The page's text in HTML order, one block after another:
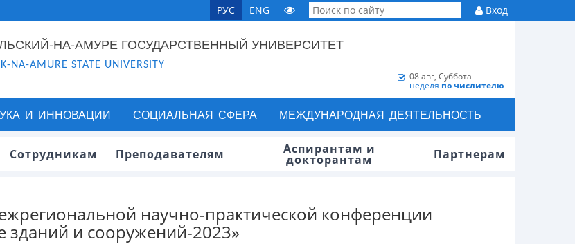
РУС ENG Вход
НА-АМУРЕ ГОСУДАРСТВЕННЫЙ УНИВЕРСИТЕТ
NA-AMURE STATE UNIVERSITY
08 авг, Суббота
неделя по числителю
И ИННОВАЦИИ СОЦИАЛЬНАЯ СФЕРА МЕЖДУНАРОДНАЯ ДЕЯТЕЛЬНОСТЬ
Сотрудникам Преподавателям Аспирантам и
докторантам Партнерам
научно-практической конференции
и сооружений-2023»